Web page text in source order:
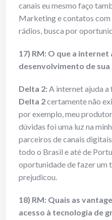
canais eu mesmo faço
Marketing e contatos com
rádios, busca por
17) RM: O que a
desenvolvimento de
Delta 2:A internet ajuda a
Delta 2certamente não
por exemplo, meu produtor
dúvidas foi uma luz na
parceiros de canais
todo o Brasil e até de
oportunidade de fazer um
prejudicou.
18) RM: Quais as
acesso à tecnologia de